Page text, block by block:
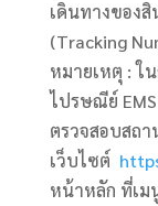
เดินทางของสิ
(Tracking
หมายเหตุ : ใ
ไปรษณีย์
ตรวจสอบสถ
เว็บไซต์
หน้าหลัก ที่เม